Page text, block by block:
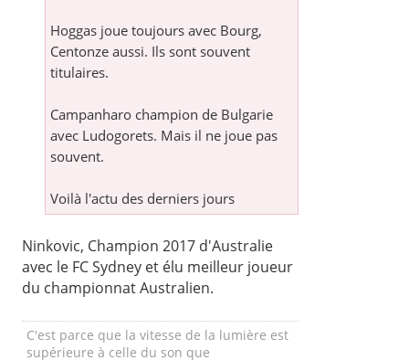
Hoggas joue toujours avec Bourg,
Centonze aussi. Ils sont souvent
titulaires.
Campanharo champion de Bulgarie
avec Ludogorets. Mais il ne joue pas
souvent.
Voilà l'actu des derniers jours
Ninkovic, Champion 2017 d'Australie
avec le FC Sydney et élu meilleur joueur
du championnat Australien.
C'est parce que la vitesse de la lumière est
supérieure à celle du son que